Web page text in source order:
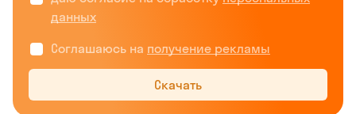
данных
Соглашаюсь на получение рекламы
Скачать